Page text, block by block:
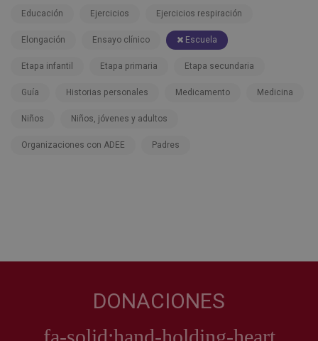
Educación Ejercicios Ejercicios respiración
Elongación Ensayo clínico Escuela
Etapa infantil Etapa primaria Etapa secundaria
Guía Historias personales Medicamento Medicina
Niños Niños, jóvenes y adultos
Organizaciones con ADEE Padres
DONACIONES